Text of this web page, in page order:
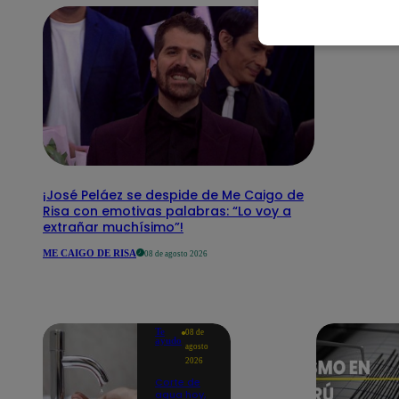
¡José Peláez se despide de Me Caigo de
Risa con emotivas palabras: “Lo voy a
extrañar muchísimo”!
ME CAIGO DE RISA 08 de agosto 2026
Te
ayudo
08 de
agosto
2026
Corte de
agua hoy,